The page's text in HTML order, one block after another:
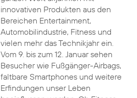
innovativen Produkten aus den
Bereichen Entertainment,
Automobilindustrie, Fitness und
vielen mehr das Technikjahr ein.
Vom 9. bis zum 12. Januar sehen
Besucher wie Fußgänger-Airbags,
faltbare Smartphones und weitere
Erfindungen unser Leben